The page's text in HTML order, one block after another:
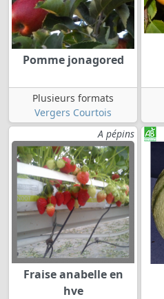
Pomme jonagored
Plusieurs formats
Vergers Courtois
A pépins
Fraise anabelle en
hve